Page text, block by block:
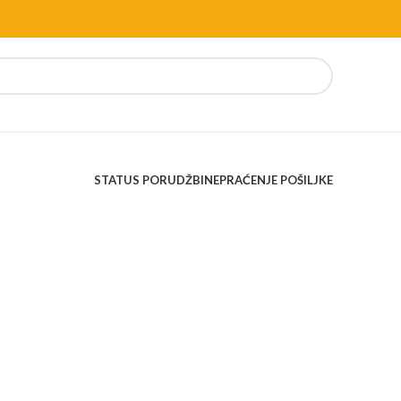
STATUS PORUDŽBINEPRAĆENJE POŠILJKE